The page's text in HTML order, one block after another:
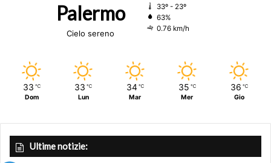
Palermo
Cielo sereno
33º - 23º
63%
0.76 km/h
33 ℃
Dom
33 ℃
Lun
34 ℃
Mar
35 ℃
Mer
36 ℃
Gio
Ultime notizie: